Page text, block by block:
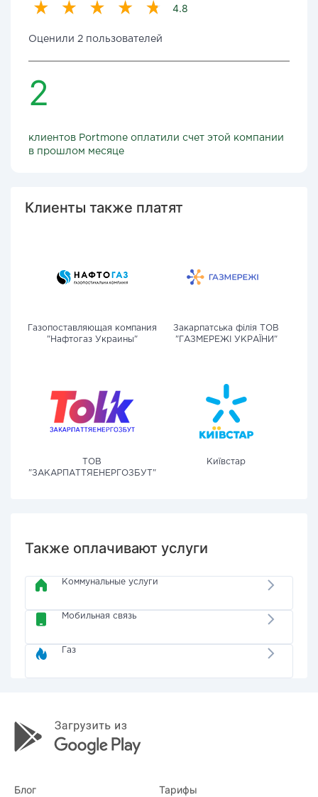
4.8
Оценили 2 пользователей
2
клиентов Portmone оплатили счет этой компании
в прошлом месяце
Клиенты также платят
Газопоставляющая компания
"Нафтогаз Украины"
Закарпатська філія ТОВ
"ГАЗМЕРЕЖІ УКРАЇНИ"
ТОВ
"ЗАКАРПАТТЯЕНЕРГОЗБУТ"
Київстар
Также оплачивают услуги
Коммунальные услуги
Мобильная связь
Газ
Блог Тарифы